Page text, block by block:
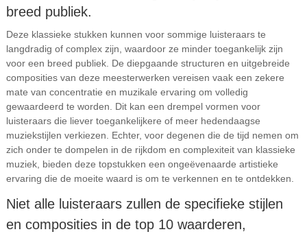
breed publiek.
Deze klassieke stukken kunnen voor sommige luisteraars te
langdradig of complex zijn, waardoor ze minder toegankelijk zijn
voor een breed publiek. De diepgaande structuren en uitgebreide
composities van deze meesterwerken vereisen vaak een zekere
mate van concentratie en muzikale ervaring om volledig
gewaardeerd te worden. Dit kan een drempel vormen voor
luisteraars die liever toegankelijkere of meer hedendaagse
muziekstijlen verkiezen. Echter, voor degenen die de tijd nemen om
zich onder te dompelen in de rijkdom en complexiteit van klassieke
muziek, bieden deze topstukken een ongeëvenaarde artistieke
ervaring die de moeite waard is om te verkennen en te ontdekken.
Niet alle luisteraars zullen de specifieke stijlen
en composities in de top 10 waarderen,